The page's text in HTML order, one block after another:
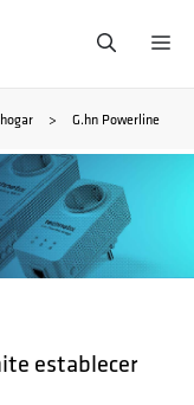
> G.hn Powerline
establecer